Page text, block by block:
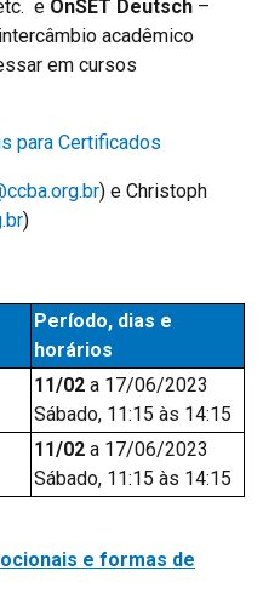
e OnSET Deutsch –
acadêmico
em cursos
para Certificados
) e Christoph
br)
Período, dias e
horários
11/02 a 17/06/2023
Sábado, 11:15 às 14:15
11/02 a 17/06/2023
Sábado, 11:15 às 14:15
e formas de